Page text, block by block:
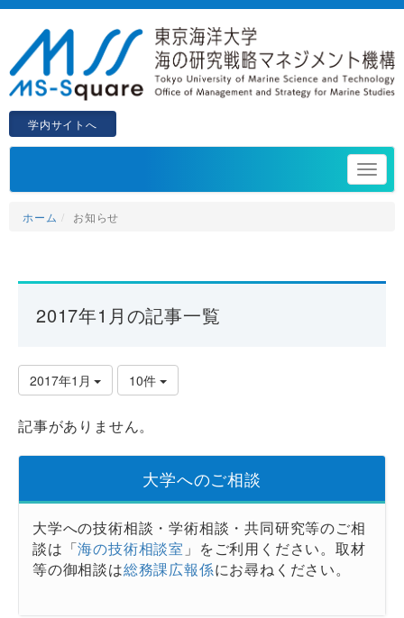
学内サイトへ
ホーム お知らせ
2017年1月の記事一覧
2017年1月 10件
記事がありません。
大学へのご相談
大学への技術相談・学術相談・共同研究等のご相
談は「海の技術相談室 」をご利用ください。取材
等の御相談は総務課広報係にお尋ねください。